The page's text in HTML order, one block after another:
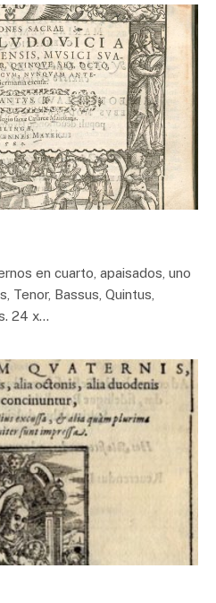
en cuarto, apaisados, uno
Tenor, Bassus, Quintus,
24 x…